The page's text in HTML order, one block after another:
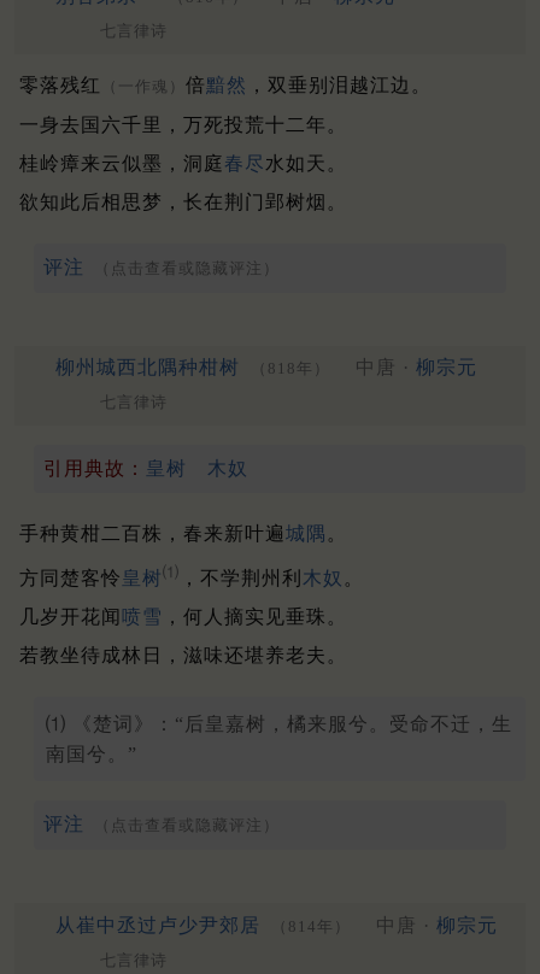
七言律诗
零落残红 （一作魂） 倍黯然 ，双垂别泪越江边。
一身去国六千里，万死投荒十二年。
桂岭瘴来云似墨，洞庭春尽水如天。
欲知此后相思梦，长在荆门郢树烟。
评注 （点击查看或隐藏评注）
柳州城西北隅种柑树 （818年） 中唐 · 柳宗元
七言律诗
引用典故： 皇树 木奴
手种黄柑二百株，春来新叶遍城隅 。
方同楚客怜皇树⑴ ，不学荆州利 木奴 。
几岁开花闻 喷雪 ，何人摘实见垂珠。
若教坐待成林日，滋味还堪养老夫。
⑴ 《楚词》：“后皇嘉树，橘来服兮。受命不迁，生
南国兮。”
评注 （点击查看或隐藏评注）
从崔中丞过卢少尹郊居 （814年） 中唐 · 柳宗元
七言律诗